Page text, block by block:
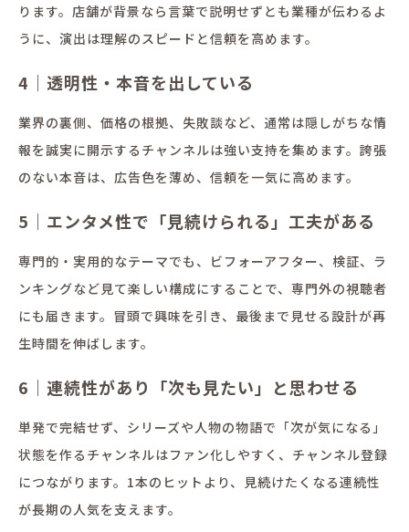
ります。店舗が背景なら言葉で説明せずとも業種が伝わるよ
うに、演出は理解のスピードと信頼を高めます。
4｜透明性・本音を出している
業界の裏側、価格の根拠、失敗談など、通常は隠しがちな情
報を誠実に開示するチャンネルは強い支持を集めます。誇張
のない本音は、広告色を薄め、信頼を一気に高めます。
5｜エンタメ性で「見続けられる」工夫がある
専門的・実用的なテーマでも、ビフォーアフター、検証、ラ
ンキングなど見て楽しい構成にすることで、専門外の視聴者
にも届きます。冒頭で興味を引き、最後まで見せる設計が再
生時間を伸ばします。
6｜連続性があり「次も見たい」と思わせる
単発で完結せず、シリーズや人物の物語で「次が気になる」
状態を作るチャンネルはファン化しやすく、チャンネル登録
につながります。1本のヒットより、見続けたくなる連続性
が長期の人気を支えます。